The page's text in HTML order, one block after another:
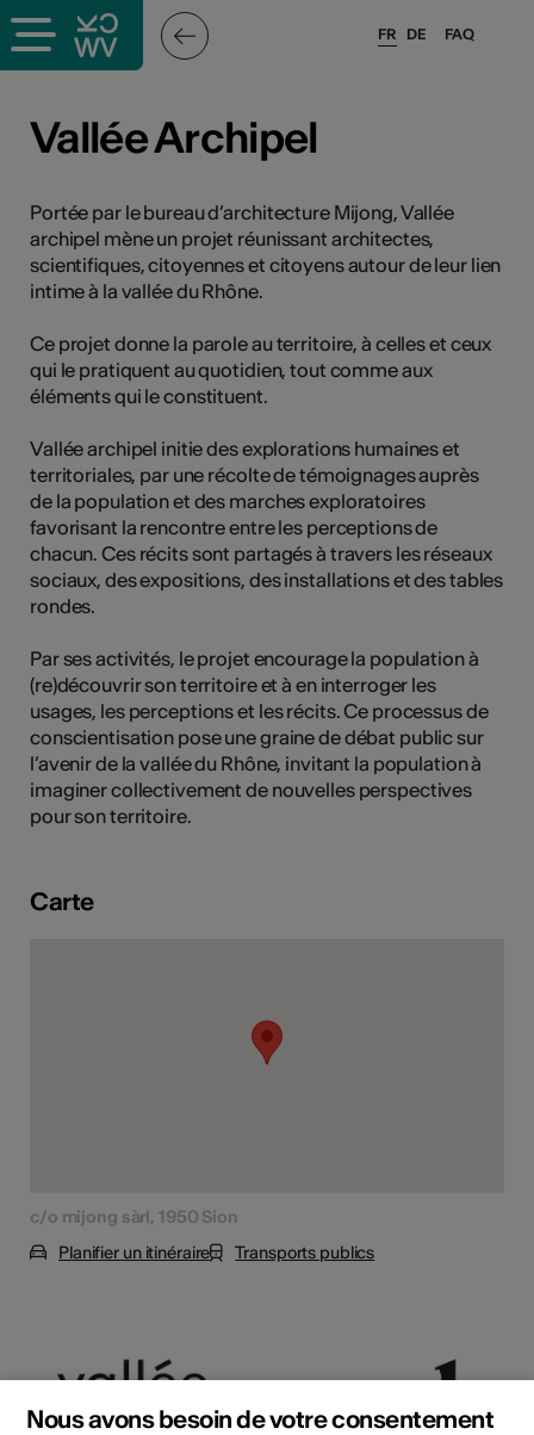
FAQ
FR DE
Vallée Archipel
Portée par le bureau d’architecture Mijong, Vallée
archipel mène un projet réunissant architectes,
scientifiques, citoyennes et citoyens autour de leur lien
intime à la vallée du Rhône.
Ce projet donne la parole au territoire, à celles et ceux
qui le pratiquent au quotidien, tout comme aux
éléments qui le constituent.
Vallée archipel initie des explorations humaines et
territoriales, par une récolte de témoignages auprès
de la population et des marches exploratoires
favorisant la rencontre entre les perceptions de
chacun. Ces récits sont partagés à travers les réseaux
sociaux, des expositions, des installations et des tables
rondes.
Par ses activités, le projet encourage la population à
(re)découvrir son territoire et à en interroger les
usages, les perceptions et les récits. Ce processus de
conscientisation pose une graine de débat public sur
l’avenir de la vallée du Rhône, invitant la population à
imaginer collectivement de nouvelles perspectives
pour son territoire.
Carte
c/o mijong sàrl, 1950 Sion
Planifier un itinéraire
Transports publics
Nous avons besoin de votre consentement